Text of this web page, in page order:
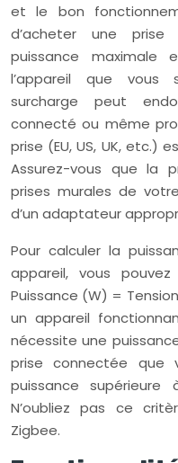
et le bon
d’acheter une
puissance maximale
l’appareil que vous
surcharge peut
connecté ou même
prise (EU, US, UK, etc.)
Assurez-vous que la
prises murales de
d’un adaptateur
Pour calculer la
appareil, vous
Puissance (W) =
un appareil
nécessite une
prise connectée que
puissance supérieure
N’oubliez pas ce
Zigbee.